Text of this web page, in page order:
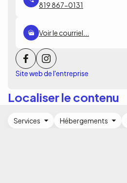
819 867-0131
Voir le courriel...
Site web de l'entreprise
Localiser le contenu
Services Hébergements